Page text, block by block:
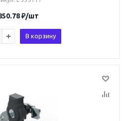
₽/шт
В корзину